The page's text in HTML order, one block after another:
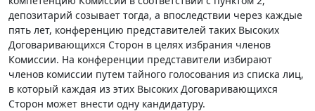
депозитарий созывает тогда, а впоследствии через каждые
пять лет, конференцию представителей таких Высоких
Договаривающихся Сторон в целях избрания членов
Комиссии. На конференции представители избирают
членов комиссии путем тайного голосования из списка лиц,
в который каждая из этих Высоких Договаривающихся
Сторон может внести одну кандидатуру.